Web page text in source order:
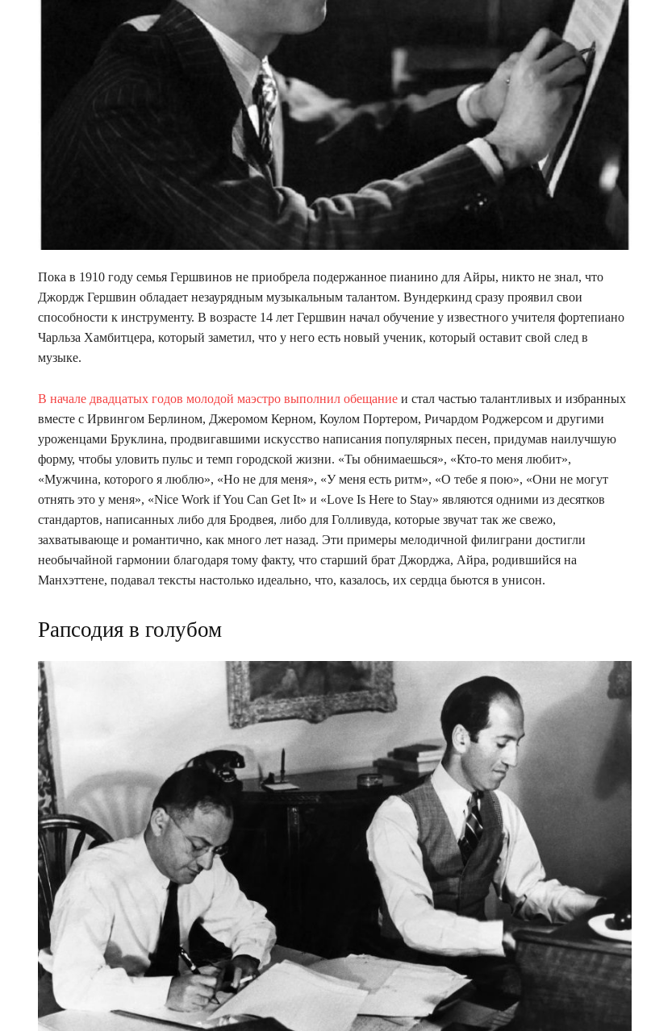
Пока в 1910 году семья Гершвинов не приобрела подержанное пианино для Айры, никто не знал, что
Джордж Гершвин обладает незаурядным музыкальным талантом. Вундеркинд сразу проявил свои
способности к инструменту. В возрасте 14 лет Гершвин начал обучение у известного учителя фортепиано
Чарльза Хамбитцера, который заметил, что у него есть новый ученик, который оставит свой след в
музыке.
В начале двадцатых годов молодой маэстро выполнил обещание и стал частью талантливых и избранных
вместе с Ирвингом Берлином, Джеромом Керном, Коулом Портером, Ричардом Роджерсом и другими
уроженцами Бруклина, продвигавшими искусство написания популярных песен, придумав наилучшую
форму, чтобы уловить пульс и темп городской жизни. «Ты обнимаешься», «Кто-то меня любит»,
«Мужчина, которого я люблю», «Но не для меня», «У меня есть ритм», «О тебе я пою», «Они не могут
отнять это у меня», «Nice Work if You Can Get It» и «Love Is Here to Stay» являются одними из десятков
стандартов, написанных либо для Бродвея, либо для Голливуда, которые звучат так же свежо,
захватывающе и романтично, как много лет назад. Эти примеры мелодичной филиграни достигли
необычайной гармонии благодаря тому факту, что старший брат Джорджа, Айра, родившийся на
Манхэттене, подавал тексты настолько идеально, что, казалось, их сердца бьются в унисон.
Рапсодия в голубом